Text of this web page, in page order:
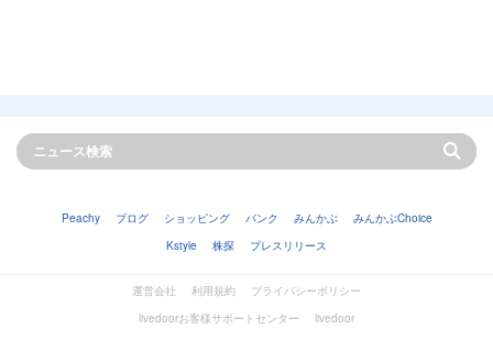
Peachy ブログ ショッピング バンク みんかぶ
みんかぶChoice
Kstyle
株探 プレスリリース
運営会社 利用規約
プライバシーポリシー
livedoorお客様サポートセンター
livedoor